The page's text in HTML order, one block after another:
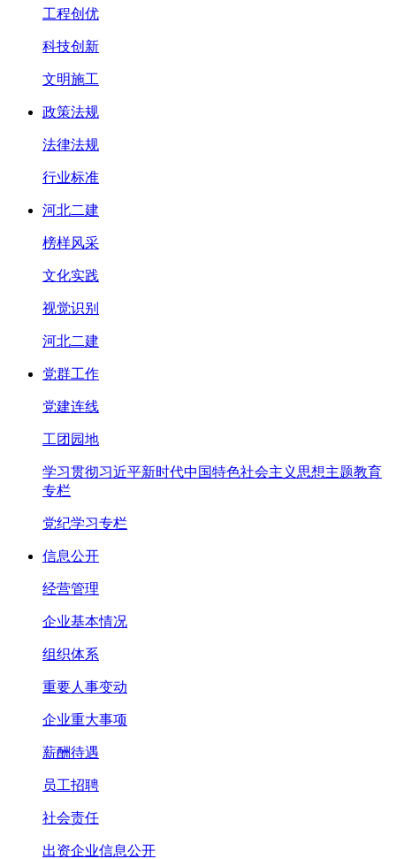
工程创优
科技创新
文明施工
政策法规
法律法规
行业标准
河北二建
榜样风采
文化实践
视觉识别
河北二建
党群工作
党建连线
工团园地
学习贯彻习近平新时代中国特色社会主义思想主题教育
专栏
党纪学习专栏
信息公开
经营管理
企业基本情况
组织体系
重要人事变动
企业重大事项
薪酬待遇
员工招聘
社会责任
出资企业信息公开